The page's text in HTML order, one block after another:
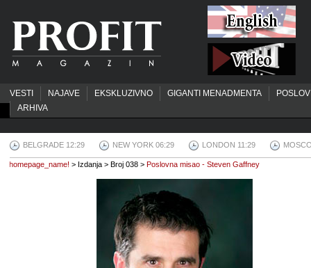
VESTI NAJAVE EKSKLUZIVNO GIGANTI MENADMENTA
ARHIVA
BELGRADE 12:29 NEW YORK 06:29 LONDON 11:29
homepage_name! > Izdanja > Broj 038 > Poslovna misao - Steven Gaffney